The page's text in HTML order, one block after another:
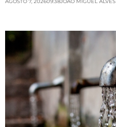
AGOSTO 7, 202609:38JOAO MIGUEL ALVES